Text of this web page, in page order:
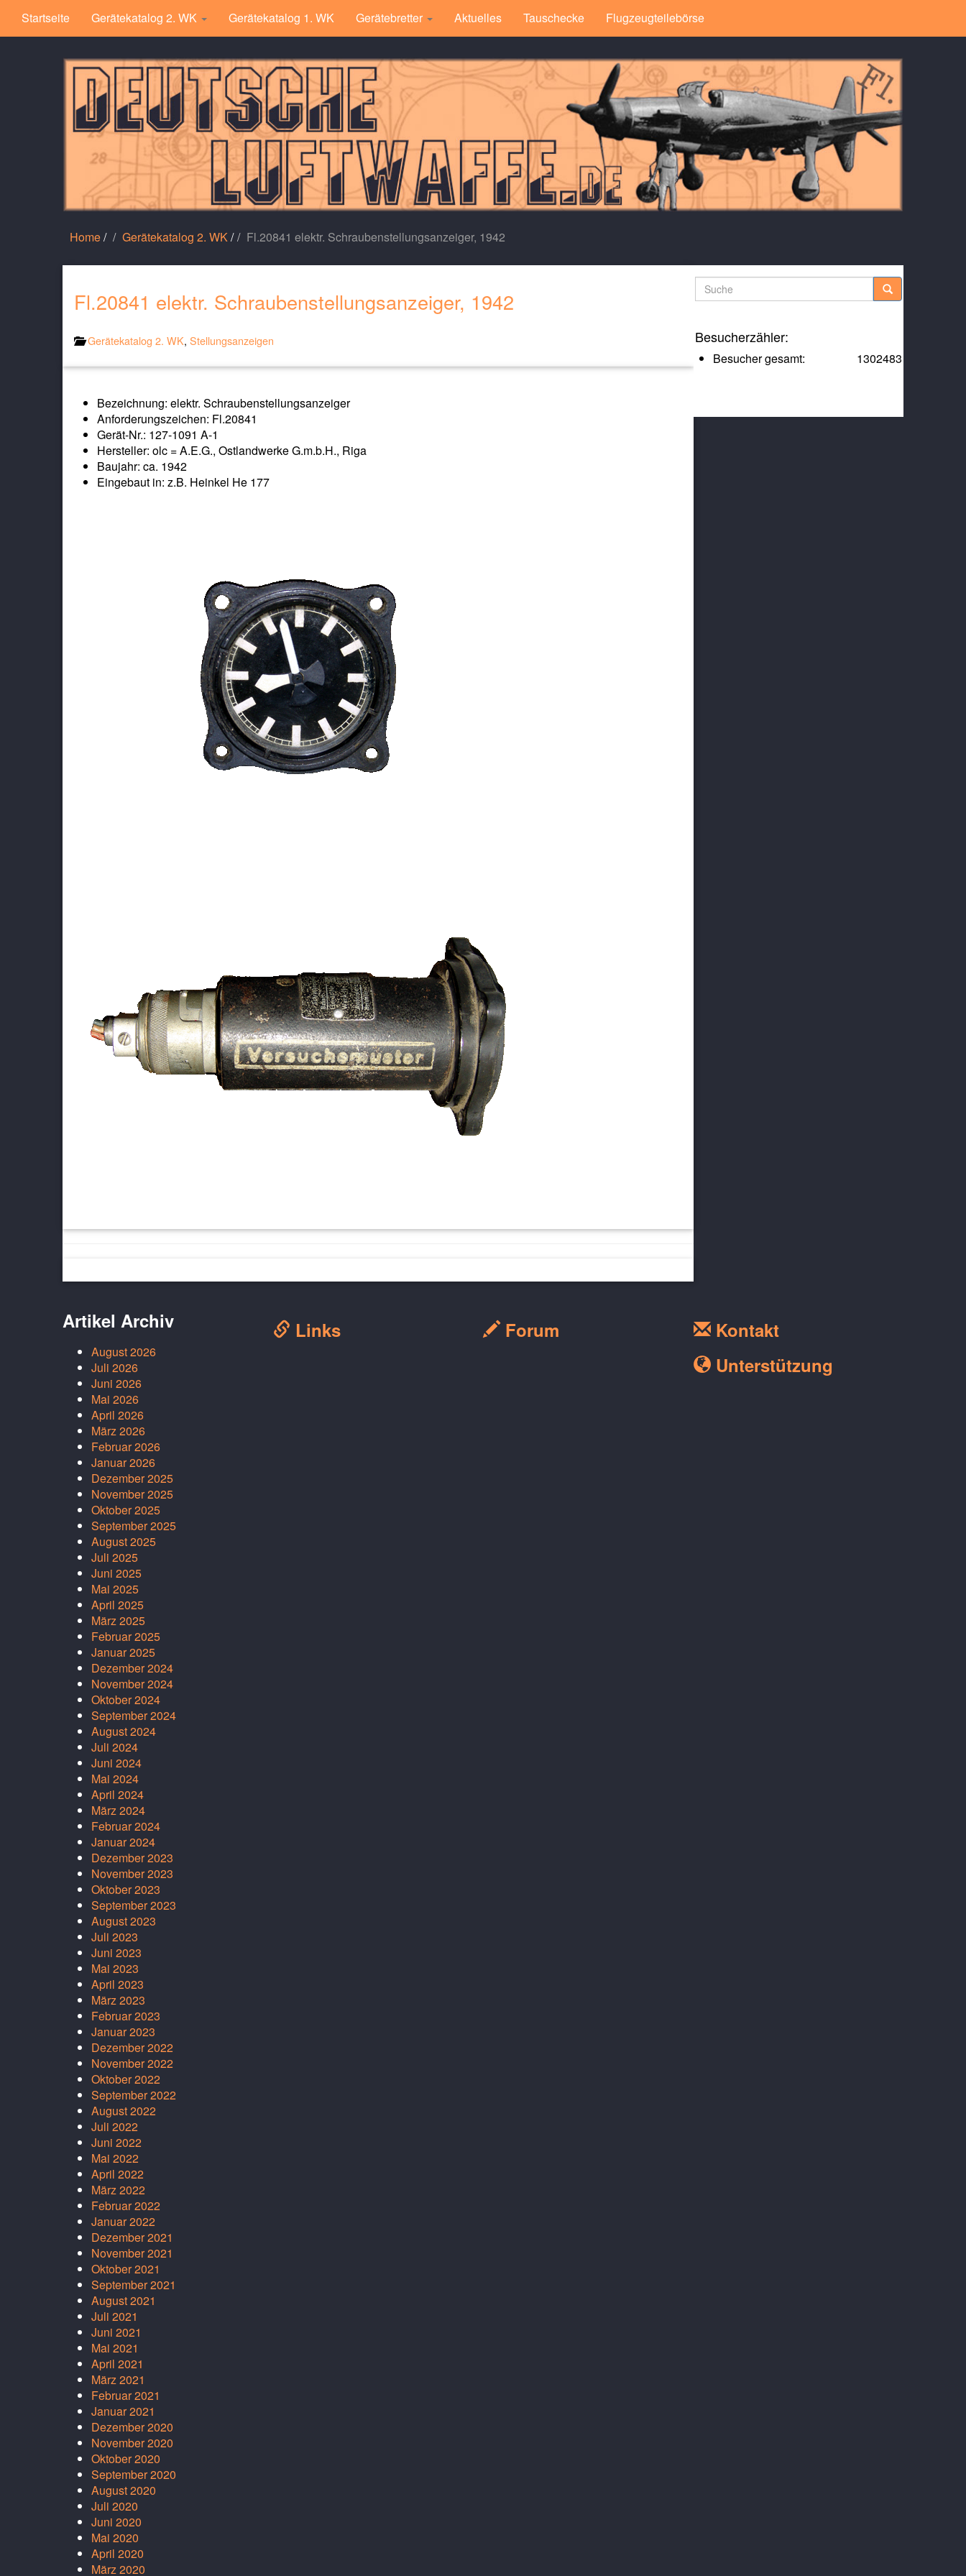
Startseite Gerätekatalog 2. WK Gerätekatalog 1. WK Gerätebretter Aktuelles Tauschecke Flugzeugteilebörse
Home/ Gerätekatalog 2. WK / Fl.20841 elektr. Schraubenstellungsanzeiger, 1942
Fl.20841 elektr. Schraubenstellungsanzeiger, 1942
Gerätekatalog 2. WK, Stellungsanzeigen
Bezeichnung: elektr. Schraubenstellungsanzeiger
Anforderungszeichen: Fl.20841
Gerät-Nr.: 127-1091 A-1
Hersteller: olc = A.E.G., Ostlandwerke G.m.b.H., Riga
Baujahr: ca. 1942
Eingebaut in: z.B. Heinkel He 177
Suche
Besucherzähler:
1302483
Besucher gesamt:
Artikel Archiv
August 2026
Juli 2026
Juni 2026
Mai 2026
April 2026
März 2026
Februar 2026
Januar 2026
Dezember 2025
November 2025
Oktober 2025
September 2025
August 2025
Juli 2025
Juni 2025
Mai 2025
April 2025
März 2025
Februar 2025
Januar 2025
Dezember 2024
November 2024
Oktober 2024
September 2024
August 2024
Juli 2024
Juni 2024
Mai 2024
April 2024
März 2024
Februar 2024
Januar 2024
Dezember 2023
November 2023
Oktober 2023
September 2023
August 2023
Juli 2023
Juni 2023
Mai 2023
April 2023
März 2023
Februar 2023
Januar 2023
Dezember 2022
November 2022
Oktober 2022
September 2022
August 2022
Juli 2022
Juni 2022
Mai 2022
April 2022
März 2022
Februar 2022
Januar 2022
Dezember 2021
November 2021
Oktober 2021
September 2021
August 2021
Juli 2021
Juni 2021
Mai 2021
April 2021
März 2021
Februar 2021
Januar 2021
Dezember 2020
November 2020
Oktober 2020
September 2020
August 2020
Juli 2020
Juni 2020
Mai 2020
April 2020
März 2020
Links Forum
Kontakt
Unterstützung